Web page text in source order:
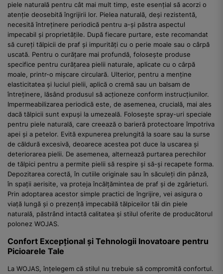
piele naturală pentru cât mai mult timp, este esențial să acorzi o
atenție deosebită îngrijirii lor. Pielea naturală, deși rezistentă,
necesită întreținere periodică pentru a-și păstra aspectul
impecabil și proprietățile. După fiecare purtare, este recomandat
să cureți tălpicii de praf și impurități cu o perie moale sau o cârpă
uscată. Pentru o curățare mai profundă, folosește produse
specifice pentru curățarea pielii naturale, aplicate cu o cârpă
moale, printr-o mișcare circulară. Ulterior, pentru a menține
elasticitatea și luciul pielii, aplică o cremă sau un balsam de
întreținere, lăsând produsul să acționeze conform instrucțiunilor.
Impermeabilizarea periodică este, de asemenea, crucială, mai ales
dacă tălpicii sunt expuși la umezeală. Folosește spray-uri speciale
pentru piele naturală, care creează o barieră protectoare împotriva
apei și a petelor. Evită expunerea prelungită la soare sau la surse
de căldură excesivă, deoarece acestea pot duce la uscarea și
deteriorarea pielii. De asemenea, alternează purtarea perechilor
de tălpici pentru a permite pielii să respire și să-și recapete forma.
Depozitarea corectă, în cutiile originale sau în săculeți din pânză,
în spații aerisite, va proteja încălțămintea de praf și de zgârieturi.
Prin adoptarea acestor simple practici de îngrijire, vei asigura o
viață lungă și o prezență impecabilă tălpiceilor tăi din piele
naturală, păstrând intactă calitatea și stilul oferite de producătorul
polonez WOJAS.
Confort Excepțional și Tehnologii Inovatoare pentru
Picioarele Tale
La WOJAS, înțelegem că stilul nu trebuie să compromită confortul.